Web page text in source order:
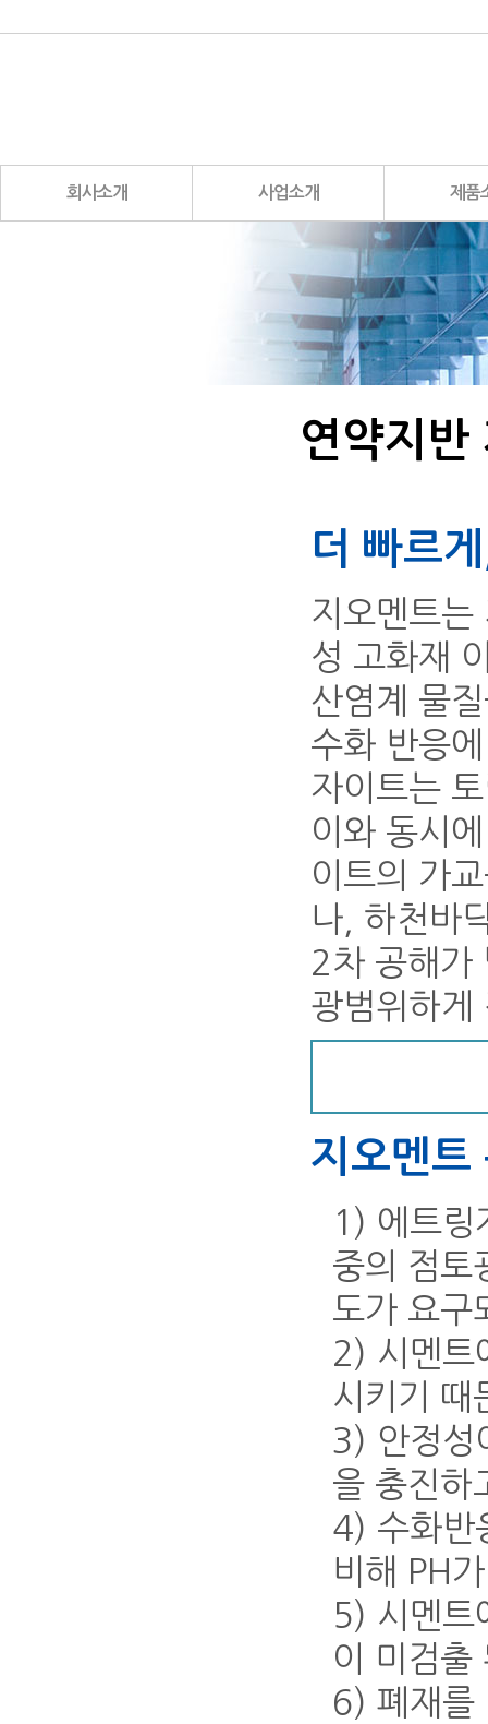
회사소개 사업소개 제품
연약지반
더 빠르
지오멘트는
성 고화재
산염계 물
수화 반응
자이트는
이와 동시
이트의 가
나, 하천바
2차 공해가
광범위하게
지오멘트
1) 에트링
중의 점토
도가 요구
2) 시멘트
시키기 때
3) 안정성
을 충진하
4) 수화반
비해 PH
5) 시멘트
이 미검출
6) 폐재를